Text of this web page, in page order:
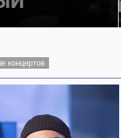
концертов